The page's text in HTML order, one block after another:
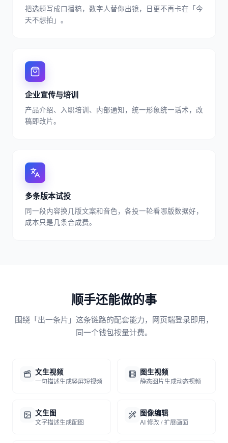
把选题写成口播稿，数字人替你出镜，日更不再卡在「今
天不想拍」。
企业宣传与培训
产品介绍、入职培训、内部通知，统一形象统一话术，改
稿即改片。
多条版本试投
同一段内容换几版文案和音色，各投一轮看哪版数据好，
成本只是几条合成费。
顺手还能做的事
围绕「出一条片」这条链路的配套能力，网页端登录即用，
同一个钱包按量计费。
文生视频
一句描述生成竖屏短视频
图生视频
静态图片生成动态视频
文生图
文字描述生成配图
图像编辑
AI 修改 / 扩展画面